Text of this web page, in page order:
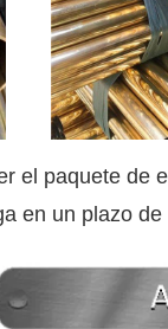
el paquete de
en un plazo